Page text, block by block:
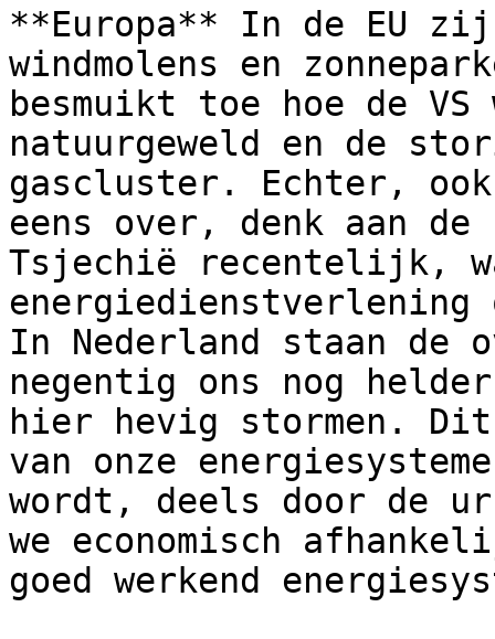
**Europa** In de EU
windmolens en
besmuikt toe hoe de
natuurgeweld en de
gascluster. Echter,
eens over, denk aan
Tsjechië recentelijk,
In Nederland staan de
negentig ons nog
hier hevig stormen.
van onze
wordt, deels door de
we economisch
goed werkend